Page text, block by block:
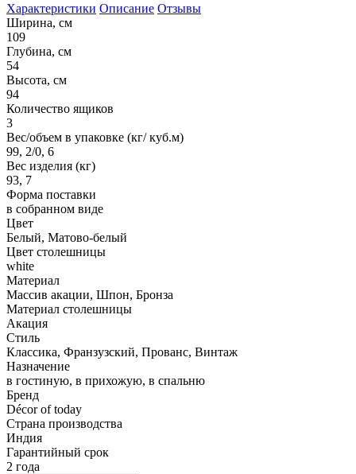
Характеристики Описание Отзывы
Ширина, см
109
Глубина, см
54
Высота, см
94
Количество ящиков
3
Вес/объем в упаковке (кг/ куб.м)
99, 2/0, 6
Вес изделия (кг)
93, 7
Форма поставки
в собранном виде
Цвет
Белый, Матово-белый
Цвет столешницы
white
Материал
Массив акации, Шпон, Бронза
Материал столешницы
Акация
Стиль
Классика, Франзузский, Прованс, Винтаж
Назначение
в гостиную, в прихожую, в спальню
Бренд
Décor of today
Страна производства
Индия
Гарантийный срок
2 года